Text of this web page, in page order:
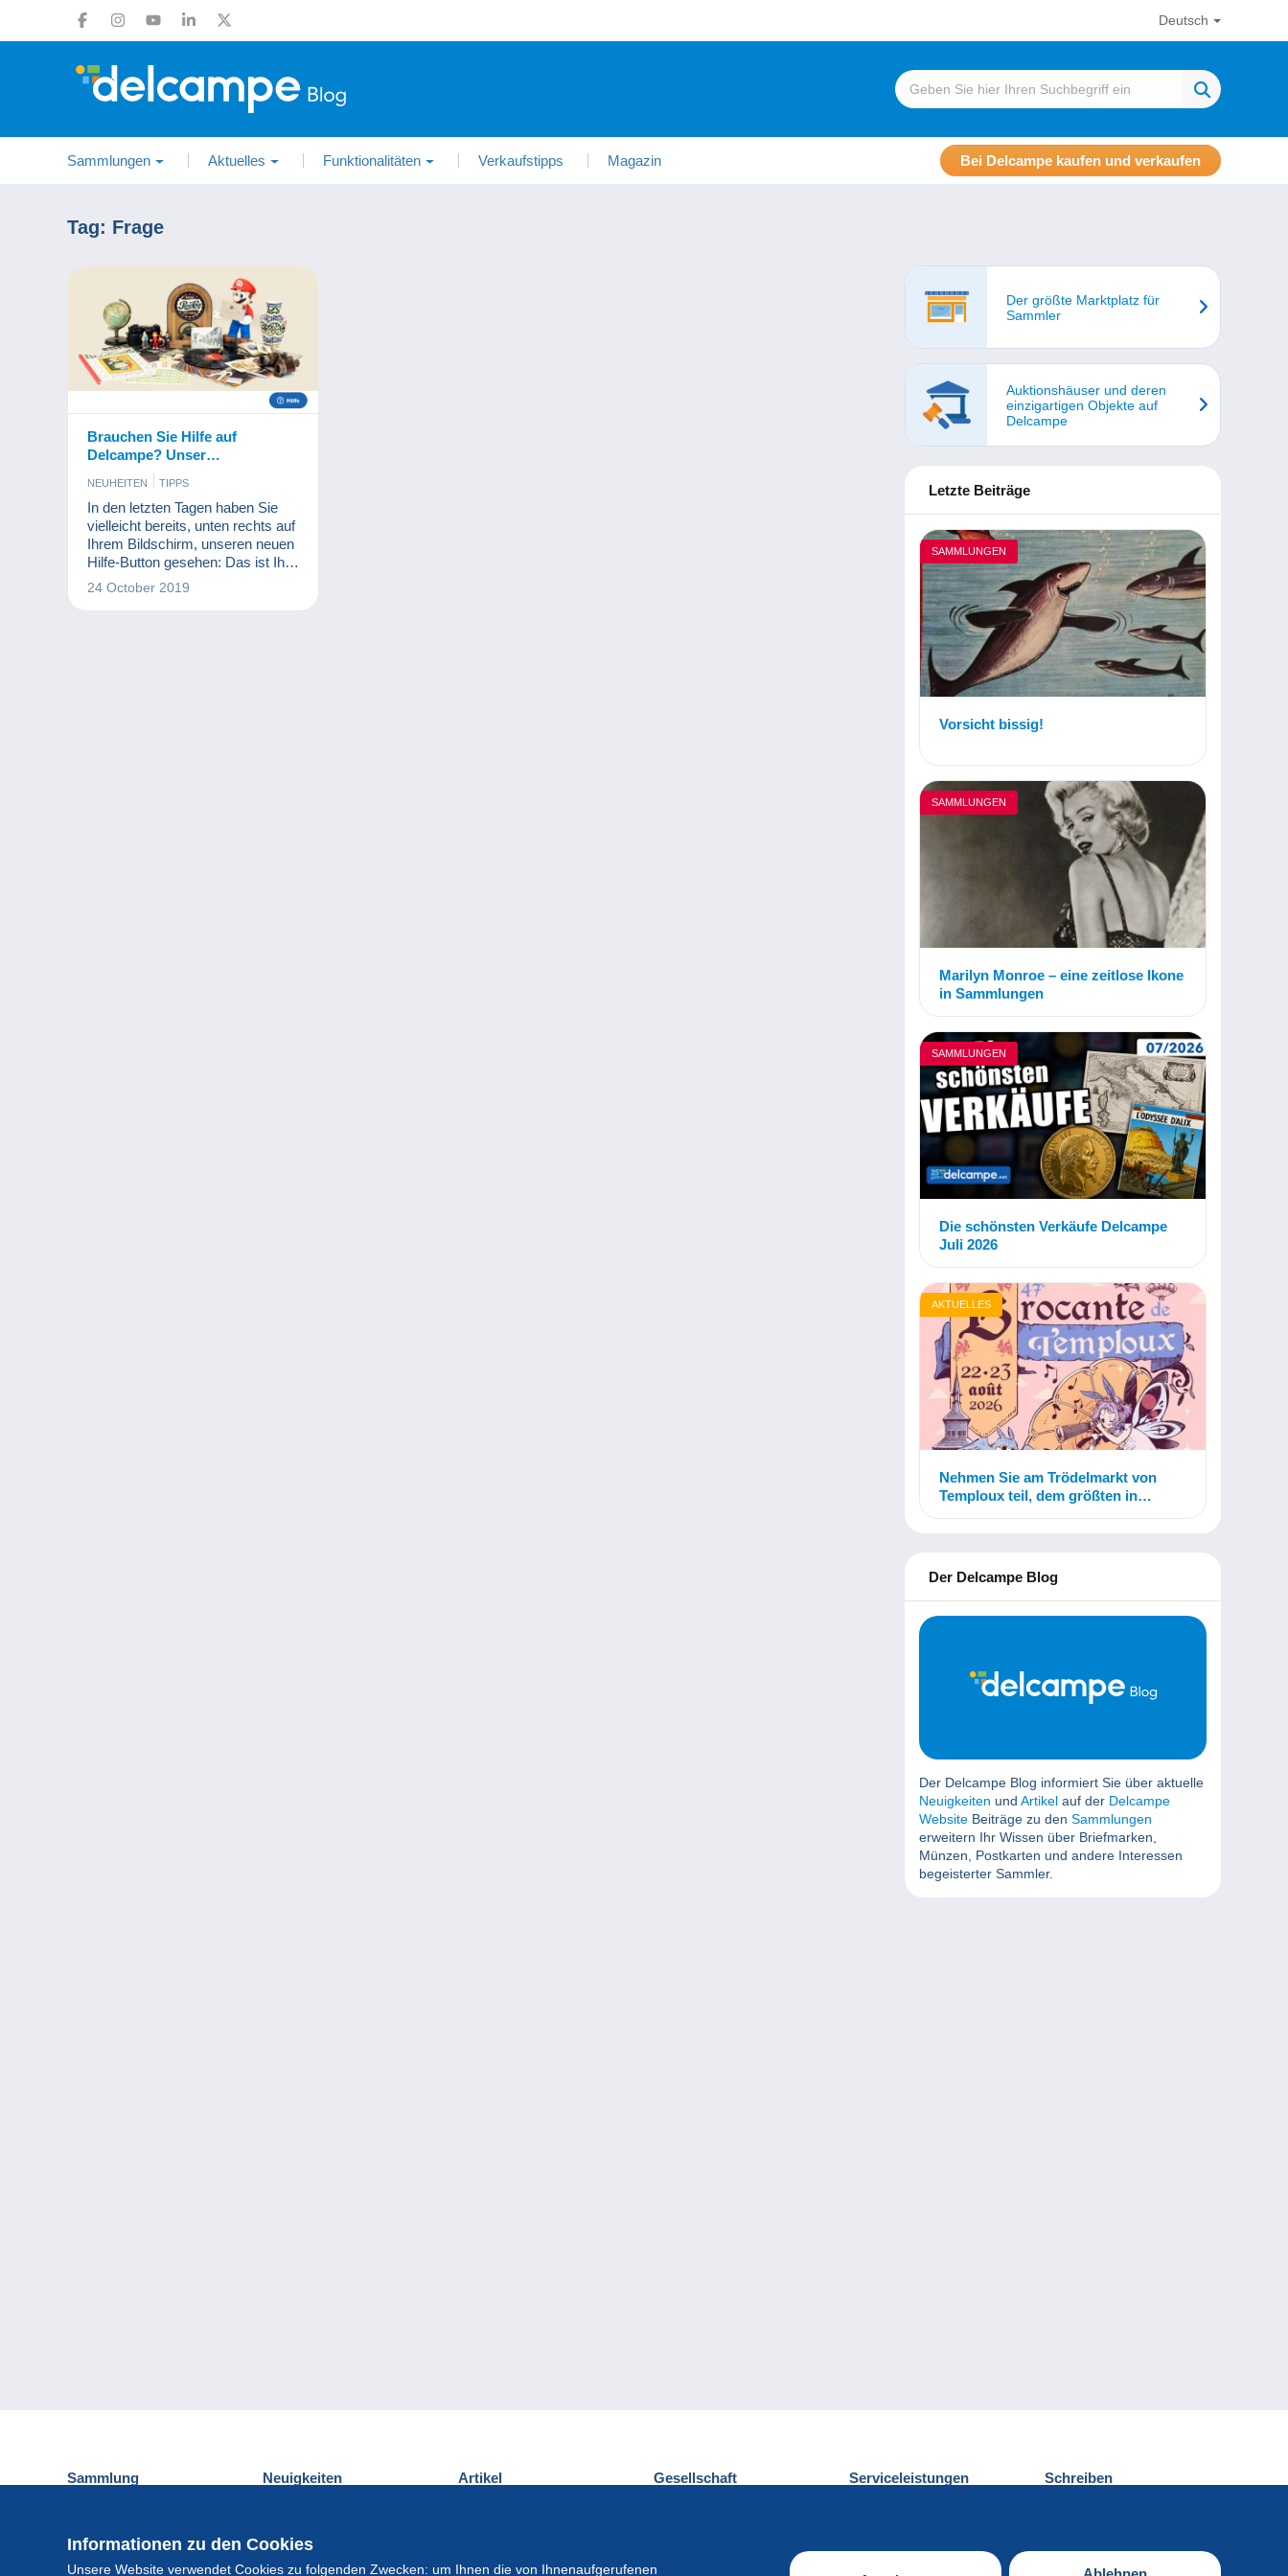
Deutsch
Sammlungen Aktuelles Funktionalitäten Verkaufstipps Magazin Bei Delcampe kaufen und verkaufen
Tag: Frage
Brauchen Sie Hilfe auf
Delcampe? Unser
Kundenservice ist mit einem
Klick erreichbar!
NEUHEITEN TIPPS
In den letzten Tagen haben Sie
vielleicht bereits, unten rechts auf
Ihrem Bildschirm, unseren neuen
Hilfe-Button gesehen: Das ist Ihr
neuer Online-Assistent!
24 October 2019
Der größte Marktplatz für
Sammler
Auktionshäuser und deren
einzigartigen Objekte auf
Delcampe
Letzte Beiträge
SAMMLUNGEN
Vorsicht bissig!
SAMMLUNGEN
Marilyn Monroe – eine zeitlose Ikone
in Sammlungen
SAMMLUNGEN
Die schönsten Verkäufe Delcampe
Juli 2026
AKTUELLES
Nehmen Sie am Trödelmarkt von
Temploux teil, dem größten in
Der Delcampe Blog
Der Delcampe Blog informiert Sie über aktuelle
Neuigkeiten und Artikel auf der Delcampe
Website Beiträge zu den Sammlungen
erweitern Ihr Wissen über Briefmarken,
Münzen, Postkarten und andere Interessen
begeisterter Sammler.
Informationen zu den Cookies
Unsere Website verwendet Cookies zu folgenden Zwecken: um Ihnen die von Ihnenaufgerufenen
Sammlung
Münzen und Banknoten
Neuigkeiten Artikel Gesellschaft Serviceleistungen Schreiben